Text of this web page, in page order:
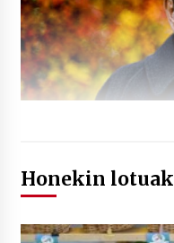
Honekin lotuak